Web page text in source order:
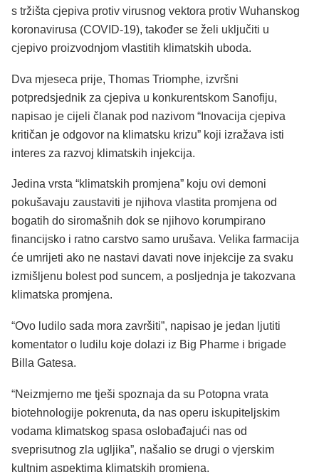
s tržišta cjepiva protiv virusnog vektora protiv Wuhanskog
koronavirusa (COVID-19), također se želi uključiti u
cjepivo proizvodnjom vlastitih klimatskih uboda.
Dva mjeseca prije, Thomas Triomphe, izvršni
potpredsjednik za cjepiva u konkurentskom Sanofiju,
napisao je cijeli članak pod nazivom “Inovacija cjepiva
kritičan je odgovor na klimatsku krizu” koji izražava isti
interes za razvoj klimatskih injekcija.
Jedina vrsta “klimatskih promjena” koju ovi demoni
pokušavaju zaustaviti je njihova vlastita promjena od
bogatih do siromašnih dok se njihovo korumpirano
financijsko i ratno carstvo samo urušava. Velika farmacija
će umrijeti ako ne nastavi davati nove injekcije za svaku
izmišljenu bolest pod suncem, a posljednja je takozvana
klimatska promjena.
“Ovo ludilo sada mora završiti”, napisao je jedan ljutiti
komentator o ludilu koje dolazi iz Big Pharme i brigade
Billa Gatesa.
“Neizmjerno me tješi spoznaja da su Potopna vrata
biotehnologije pokrenuta, da nas operu iskupiteljskim
vodama klimatskog spasa oslobađajući nas od
sveprisutnog zla ugljika”, našalio se drugi o vjerskim
kultnim aspektima klimatskih promjena.